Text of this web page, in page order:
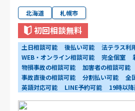
北海道 札幌市
初回相談無料
土日相談可能 後払い可能 法テラス利
WEB・オンライン相談可能
完全個室
物損事故の相談可能
加害者の相談可能
事故直後の相談可能
分割払い可能
全
英語対応可能
LINE予約可能 19時以